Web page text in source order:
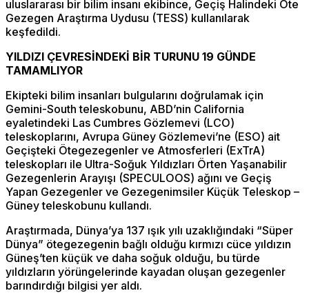
uluslararası bir bilim insanı ekibince, Geçiş Halindeki Öte
Gezegen Araştırma Uydusu (TESS) kullanılarak
keşfedildi.
YILDIZI ÇEVRESİNDEKİ BİR TURUNU 19 GÜNDE
TAMAMLIYOR
Ekipteki bilim insanları bulgularını doğrulamak için
Gemini-South teleskobunu, ABD’nin California
eyaletindeki Las Cumbres Gözlemevi (LCO)
teleskoplarını, Avrupa Güney Gözlemevi’ne (ESO) ait
Geçişteki Ötegezegenler ve Atmosferleri (ExTrA)
teleskopları ile Ultra-Soğuk Yıldızları Örten Yaşanabilir
Gezegenlerin Arayışı (SPECULOOS) ağını ve Geçiş
Yapan Gezegenler ve Gezegenimsiler Küçük Teleskop –
Güney teleskobunu kullandı.
Araştırmada, Dünya’ya 137 ışık yılı uzaklığındaki “Süper
Dünya” ötegezegenin bağlı olduğu kırmızı cüce yıldızın
Güneş’ten küçük ve daha soğuk olduğu, bu türde
yıldızların yörüngelerinde kayadan oluşan gezegenler
barındırdığı bilgisi yer aldı.